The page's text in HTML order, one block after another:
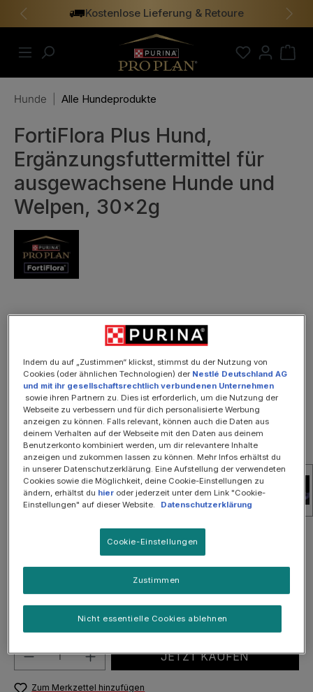
springen Kostenlose Lieferung & Retoure
Vorheriges
Hunde Alle Hundeprodukte
FortiFlora Plus Hund,
Ergänzungsfuttermittel für
ausgewachsene Hunde und
Welpen, 30x2g
Bildergalerie überspringen
SOMMER-SALE: 25%
(58,32 € / 100 Gramm)
Preise inkl. MwSt. zzgl. Versandkosten
Produkt Anzahl: Gib den gewünschten
JETZT KAUFEN
Zum Merkzettel hinzufügen
Indem du auf „Zustimmen“ klickst, stimmst du der Nutzung von
Cookies (oder ähnlichen Technologien) der Nestlé Deutschland AG
und mit ihr gesellschaftsrechtlich verbundenen Unternehmen
sowie ihren Partnern zu. Dies ist erforderlich, um die Nutzung der
Webseite zu verbessern und für dich personalisierte Werbung
anzeigen zu können. Falls relevant, können auch die Daten aus
deinem Verhalten auf der Webseite mit den Daten aus deinem
Benutzerkonto kombiniert werden, um dir relevantere Inhalte
anzeigen und zukommen lassen zu können. Mehr Infos erhältst du
in unserer Datenschutzerklärung. Eine Aufstellung der verwendeten
Cookies sowie die Möglichkeit, deine Cookie-Einstellungen zu
ändern, erhältst du hier oder jederzeit unter dem Link "Cookie-
Einstellungen" auf dieser Website.
Datenschutzerklärung
Cookie-Einstellungen
Nicht essentielle Cookies ablehnen
Zustimmen